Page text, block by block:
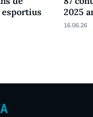
2025
16.06.26